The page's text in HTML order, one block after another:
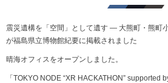
震災遺構を「空間」として遺す ― 大熊町・熊町
が福島県立博物館紀要に掲載されました
晴海オフィスをオープンしました。
「TOKYO NODE “XR HACKATHON” supported